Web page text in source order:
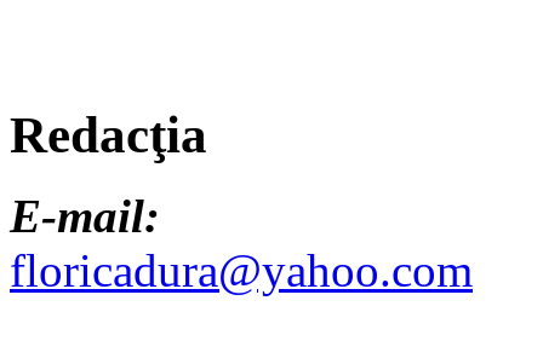
Redacţia
E-mail:
floricadura@yahoo.com